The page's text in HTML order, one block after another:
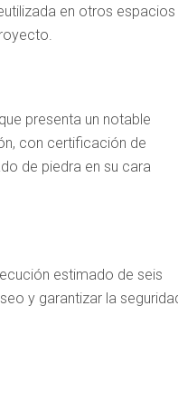
en otros espacios
presenta un notable
con certificación de
de piedra en su cara
estimado de seis
y garantizar la